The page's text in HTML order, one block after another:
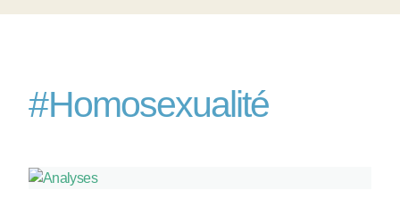
#Homosexualité